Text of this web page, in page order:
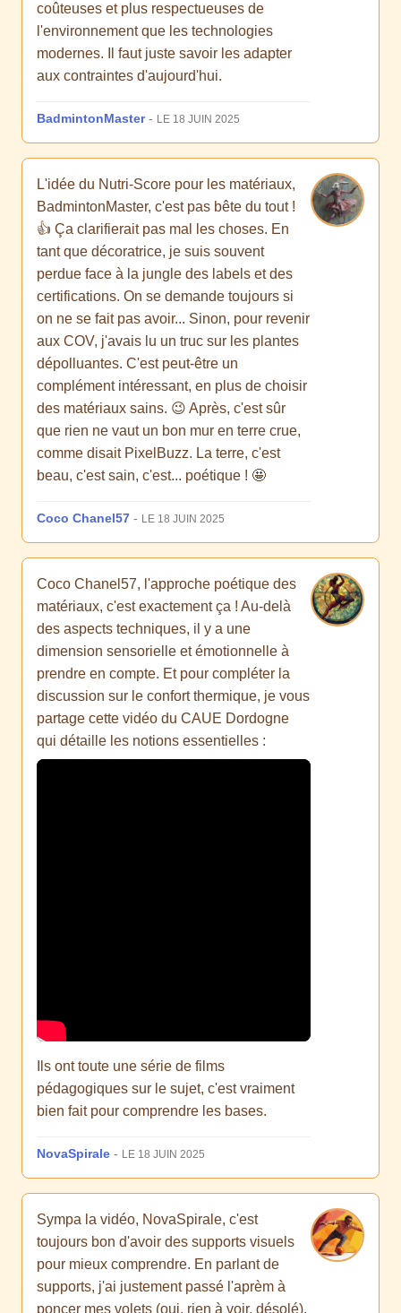
coûteuses et plus respectueuses de
l'environnement que les technologies
modernes. Il faut juste savoir les adapter
aux contraintes d'aujourd'hui.
BadmintonMaster- LE 18 JUIN 2025
L'idée du Nutri-Score pour les matériaux,
BadmintonMaster, c'est pas bête du tout !
👍 Ça clarifierait pas mal les choses. En
tant que décoratrice, je suis souvent
perdue face à la jungle des labels et des
certifications. On se demande toujours si
on ne se fait pas avoir... Sinon, pour revenir
aux COV, j'avais lu un truc sur les plantes
dépolluantes. C'est peut-être un
complément intéressant, en plus de choisir
des matériaux sains. 😉 Après, c'est sûr
que rien ne vaut un bon mur en terre crue,
comme disait PixelBuzz. La terre, c'est
beau, c'est sain, c'est... poétique ! 🤩
Coco Chanel57 - LE 18 JUIN 2025
Coco Chanel57, l'approche poétique des
matériaux, c'est exactement ça ! Au-delà
des aspects techniques, il y a une
dimension sensorielle et émotionnelle à
prendre en compte. Et pour compléter la
discussion sur le confort thermique, je vous
partage cette vidéo du CAUE Dordogne
qui détaille les notions essentielles :
Ils ont toute une série de films
pédagogiques sur le sujet, c'est vraiment
bien fait pour comprendre les bases.
NovaSpirale - LE 18 JUIN 2025
Sympa la vidéo, NovaSpirale, c'est
toujours bon d'avoir des supports visuels
pour mieux comprendre. En parlant de
supports, j'ai justement passé l'aprèm à
poncer mes volets (oui, rien à voir, désolé),